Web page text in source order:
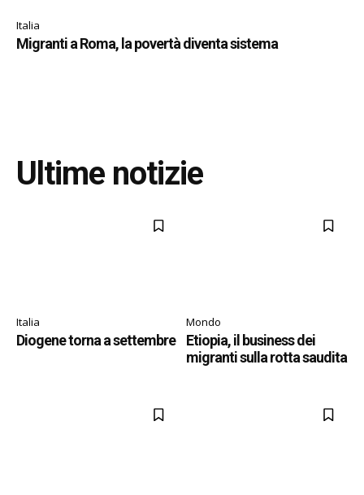
Italia
Migranti a Roma, la povertà diventa sistema
Ultime notizie
Italia
Diogene torna a settembre
Mondo
Etiopia, il business dei
migranti sulla rotta saudita